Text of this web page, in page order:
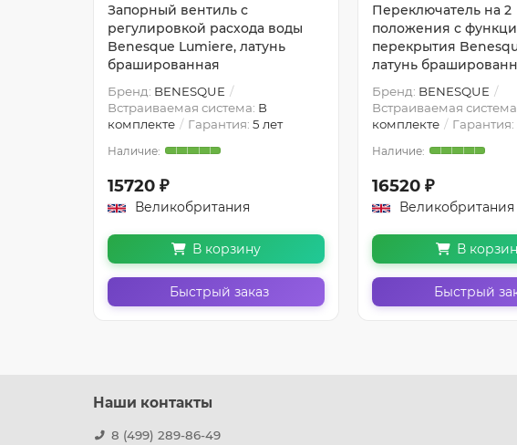
Запорный вентиль с
регулировкой расхода воды
Benesque Lumiere, латунь
брашированная
Бренд: BENESQUE
Встраиваемая система: В
комплекте
Гарантия: 5 лет
15720 ₽
Великобритания
В корзину
Быстрый заказ
Переключатель на 2
положения с
перекрытия
латунь
Бренд: BENESQUE
Встраиваемая
комплекте
Гарантия:
16520 ₽
Великобритания
В
Быстрый
Наши контакты
8 (499) 289-86-49